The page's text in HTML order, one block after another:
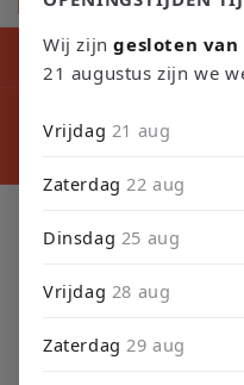
Kortingscode tijdens ons
Consoles
⚠️ PLEASE NOTE:
September 3 will be
Bordspellen
Filtrer et trier
Wij zijngesloten
21 augustus zijn we
Vrijdag 21 aug
Zaterdag22 aug
Dinsdag 25 aug
Vrijdag 28 aug
Zaterdag29 aug